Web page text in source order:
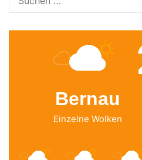
Bernau
Einzelne Wolken